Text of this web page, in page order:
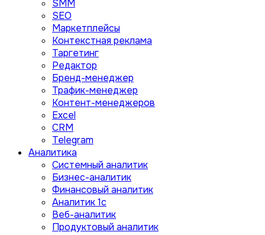
SMM
SEO
Маркетплейсы
Контекстная реклама
Таргетинг
Редактор
Бренд-менеджер
Трафик-менеджер
Контент-менеджеров
Excel
CRM
Telegram
Аналитика
Системный аналитик
Бизнес-аналитик
Финансовый аналитик
Aналитик 1с
Веб-аналитик
Продуктовый аналитик